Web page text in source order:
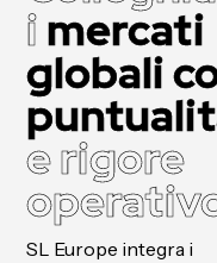
imercati
globali
e rigore
SL Europe integra i